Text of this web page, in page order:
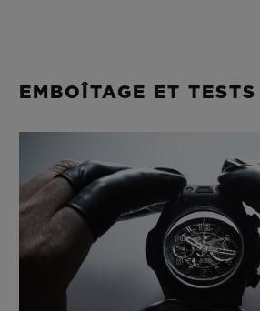
précision.
EMBOÎTAGE ET